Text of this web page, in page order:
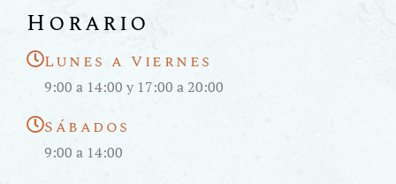
Horario
Lunes a Viernes
9:00 a 14:00 y 17:00 a 20:00
Sábados
9:00 a 14:00